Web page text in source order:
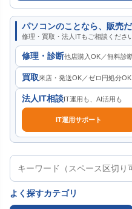
パソコンのことなら、販売
修理・買取・法人ITもご相談ください
修理・診断他店購入OK／無料診
買取来店・発送OK／ゼロ円処分OK
法人IT相談IT運用も、AI活用も
IT運用サポート
よく探すカテゴリ